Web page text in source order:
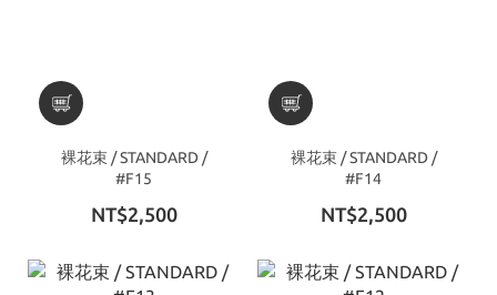
裸花束 / STANDARD /
#F15
NT$2,500
裸花束 / STANDARD /
#F14
NT$2,500